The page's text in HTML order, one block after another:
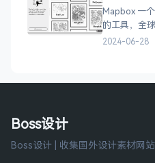
Mapbox 一
的工具，全
城市，直接
2024-06-28
Boss设计
Boss设计 | 收集国外设计素材网